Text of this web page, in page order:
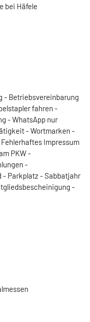
bei Häfele
- Betriebsvereinbarung
fahren -
- WhatsApp nur
- Wortmarken -
Impressum
PKW -
-
- Parkplatz - Sabbatjahr
-